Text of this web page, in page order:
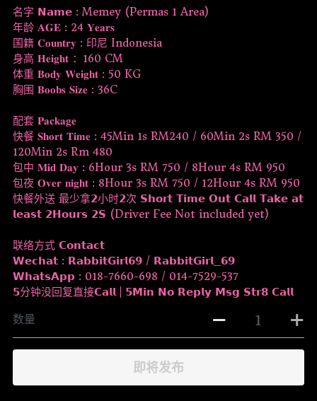
名字 𝗡𝗮𝗺𝗲 : Memey (Permas 1 Area)
年龄 𝐀𝐆𝐄 : 24 𝐘𝐞𝐚𝐫𝐬
国籍 𝐂𝐨𝐮𝐧𝐭𝐫𝐲 : 印尼 Indonesia
身高 𝐇𝐞𝐢𝐠𝐡𝐭 ：160 CM
体重 𝐁𝐨𝐝𝐲 𝐖𝐞𝐢𝐠𝐡𝐭 : 50 KG
胸围 𝐁𝐨𝐨𝐛𝐬 𝐒𝐢𝐳𝐞 : 36C
配套 𝐏𝐚𝐜𝐤𝐚𝐠𝐞
快餐 𝐒𝐡𝐨𝐫𝐭 𝐓𝐢𝐦𝐞 : 45Min 1s RM240 / 60Min 2s RM 350 /
120Min 2s Rm 480
包中 𝐌𝐢𝐝 𝐃𝐚𝐲 : 6Hour 3s RM 750 / 8Hour 4s RM 950
包夜 𝐎𝐯𝐞𝐫 𝐧𝐢𝐠𝐡𝐭 : 8Hour 3s RM 750 / 12Hour 4s RM 950
快餐外送 最少拿𝟮小时𝟮次 𝗦𝗵𝗼𝗿𝘁 𝗧𝗶𝗺𝗲 𝗢𝘂𝘁 𝗖𝗮𝗹𝗹 𝗧𝗮𝗸𝗲 𝗮𝘁
𝗹𝗲𝗮𝘀𝘁 𝟮𝗛𝗼𝘂𝗿𝘀 𝟮𝗦 (Driver Fee Not included yet)
联络方式 𝗖𝗼𝗻𝘁𝗮𝗰𝘁
𝗪𝗲𝗰𝗵𝗮𝘁 : 𝗥𝗮𝗯𝗯𝗶𝘁𝗚𝗶𝗿𝗹𝟲𝟵 / 𝗥𝗮𝗯𝗯𝗶𝘁𝗚𝗶𝗿𝗹_𝟲𝟵
𝗪𝗵𝗮𝘁𝘀𝗔𝗽𝗽 : 018-7660-698 / 014-7529-537
𝟱分钟没回复直接𝗖𝗮𝗹𝗹 | 𝟱𝗠𝗶𝗻 𝗡𝗼 𝗥𝗲𝗽𝗹𝘆 𝗠𝘀𝗴 𝗦𝘁𝗿𝟴 𝗖𝗮𝗹𝗹
数量
即将发布